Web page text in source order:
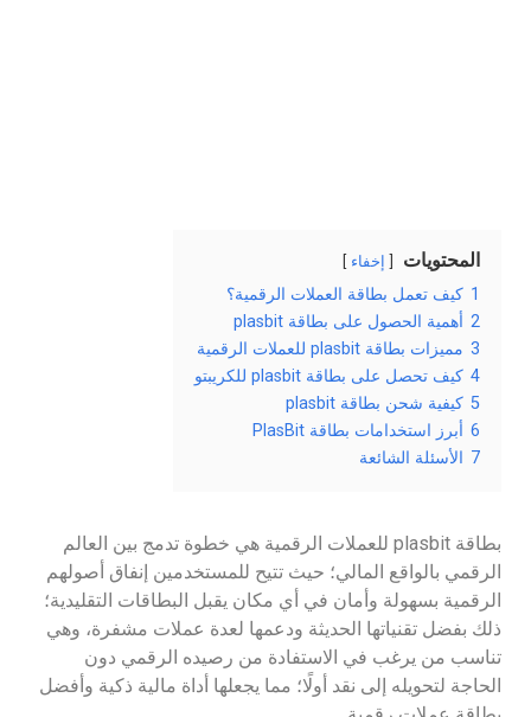
المحتويات إخفاء
1 كيف تعمل بطاقة العملات الرقمية؟
2 أهمية الحصول على بطاقة plasbit
3 مميزات بطاقة plasbit للعملات الرقمية
4 كيف تحصل على بطاقة plasbit للكريبتو
5 كيفية شحن بطاقة plasbit
6 أبرز استخدامات بطاقة PlasBit
7 الأسئلة الشائعة
بطاقة plasbit للعملات الرقمية هي خطوة تدمج بين العالم
الرقمي بالواقع المالي؛ حيث تتيح للمستخدمين إنفاق أصولهم
الرقمية بسهولة وأمان في أي مكان يقبل البطاقات التقليدية؛
ذلك بفضل تقنياتها الحديثة ودعمها لعدة عملات مشفرة، وهي
تناسب من يرغب في الاستفادة من رصيده الرقمي دون
الحاجة لتحويله إلى نقد أولًا؛ مما يجعلها أداة مالية ذكية وأفضل